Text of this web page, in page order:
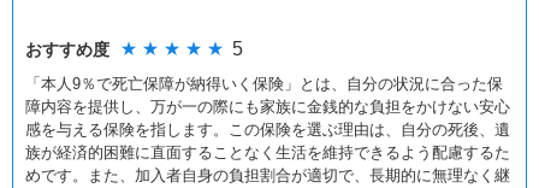
おすすめ度 ★ ★ ★ ★ ★ 5
「本人9％で死亡保障が納得いく保険」とは、自分の状況に合った保
障内容を提供し、万が一の際にも家族に金銭的な負担をかけない安心
感を与える保険を指します。この保険を選ぶ理由は、自分の死後、遺
族が経済的困難に直面することなく生活を維持できるよう配慮するた
めです。また、加入者自身の負担割合が適切で、長期的に無理なく継